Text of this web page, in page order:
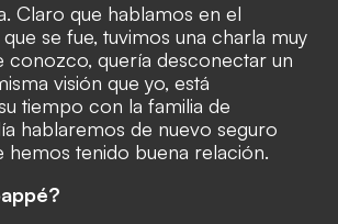
Claro que hablamos en el
se fue, tuvimos una charla muy
conozco, quería desconectar un
visión que yo, está
tiempo con la familia de
hablaremos de nuevo seguro
hemos tenido buena relación.